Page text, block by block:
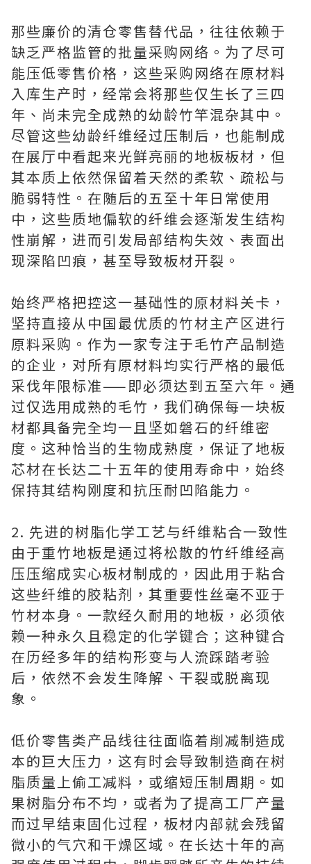
那些廉价的清仓零售替代品，往往依赖于
缺乏严格监管的批量采购网络。为了尽可
能压低零售价格，这些采购网络在原材料
入库生产时，经常会将那些仅生长了三四
年、尚未完全成熟的幼龄竹竿混杂其中。
尽管这些幼龄纤维经过压制后，也能制成
在展厅中看起来光鲜亮丽的地板板材，但
其本质上依然保留着天然的柔软、疏松与
脆弱特性。在随后的五至十年日常使用
中，这些质地偏软的纤维会逐渐发生结构
性崩解，进而引发局部结构失效、表面出
现深陷凹痕，甚至导致板材开裂。
始终严格把控这一基础性的原材料关卡，
坚持直接从中国最优质的竹材主产区进行
原料采购。作为一家专注于毛竹产品制造
的企业，对所有原材料均实行严格的最低
采伐年限标准——即必须达到五至六年。通
过仅选用成熟的毛竹，我们确保每一块板
材都具备完全均一且坚如磐石的纤维密
度。这种恰当的生物成熟度，保证了地板
芯材在长达二十五年的使用寿命中，始终
保持其结构刚度和抗压耐凹陷能力。
2. 先进的树脂化学工艺与纤维粘合一致性
由于重竹地板是通过将松散的竹纤维经高
压压缩成实心板材制成的，因此用于粘合
这些纤维的胶粘剂，其重要性丝毫不亚于
竹材本身。一款经久耐用的地板，必须依
赖一种永久且稳定的化学键合；这种键合
在历经多年的结构形变与人流踩踏考验
后，依然不会发生降解、干裂或脱离现
象。
低价零售类产品线往往面临着削减制造成
本的巨大压力，这有时会导致制造商在树
脂质量上偷工减料，或缩短压制周期。如
果树脂分布不均，或者为了提高工厂产量
而过早结束固化过程，板材内部就会残留
微小的气穴和干燥区域。在长达十年的高